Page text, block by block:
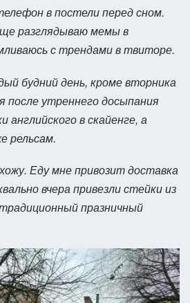
в постели перед сном.
разглядываю мемы в
с трендами в твиторе.
будний день, кроме вторника
после утреннего досыпания
английского в скайенге, а
рельсам.
Еду мне привозит доставка
вчера привезли стейки из
празничный